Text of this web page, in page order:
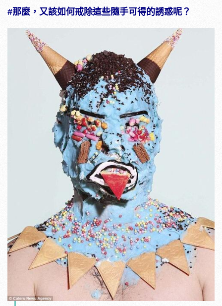
#那麼，又該如何戒除這些隨手可得的誘惑呢？